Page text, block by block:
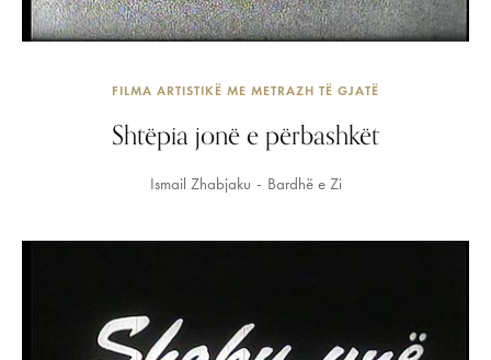
FILMA ARTISTIKË ME METRAZH TË GJATË
Shtëpia jonë e përbashkët
Ismail Zhabjaku Bardhë e Zi